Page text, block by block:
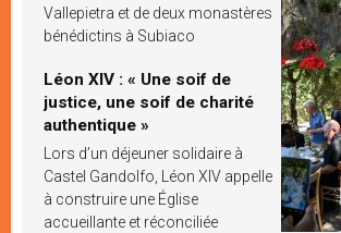
Vallepietra et de deux monastères
bénédictins à Subiaco
Léon XIV : « Une soif de
justice, une soif de charité
authentique »
Lors d’un déjeuner solidaire à
Castel Gandolfo, Léon XIV appelle
à construire une Église
accueillante et réconciliée